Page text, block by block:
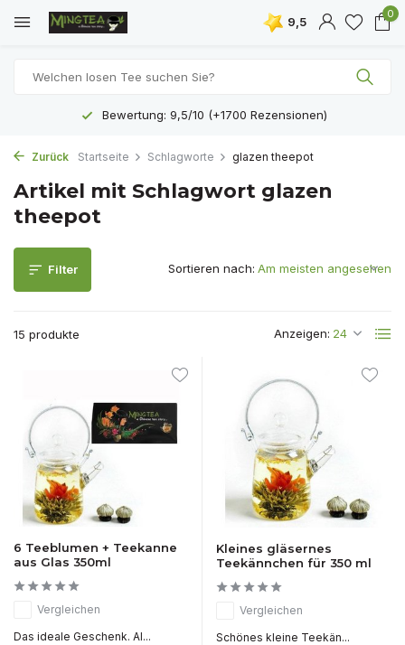
9,5
0
Kostenloser Versand ab 40 €
Zurück Startseite Schlagworte glazen theepot
Artikel mit Schlagwort glazen
theepot
Filter
15 produkte Anzeigen:
Sortieren nach:
6 Teeblumen + Teekanne
aus Glas 350ml
Vergleichen
Das ideale Geschenk. Al...
Kleines gläsernes
Teekännchen für 350 ml
Vergleichen
Schönes kleine Teekän...